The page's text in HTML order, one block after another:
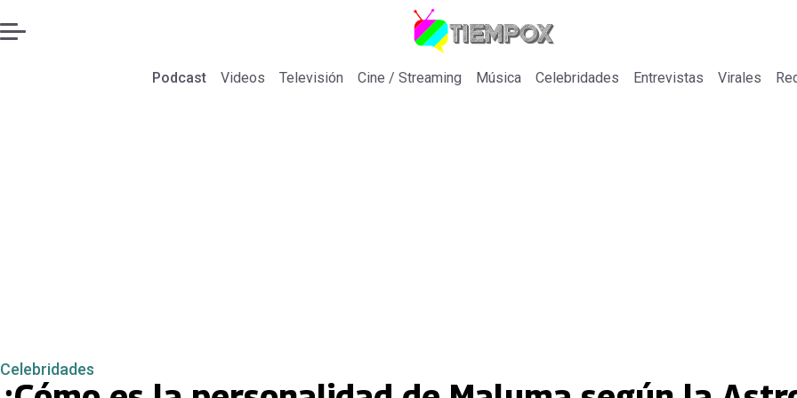
Podcast Videos Televisión Cine / Streaming Música Celebridades Entrevistas Virales
Celebridades